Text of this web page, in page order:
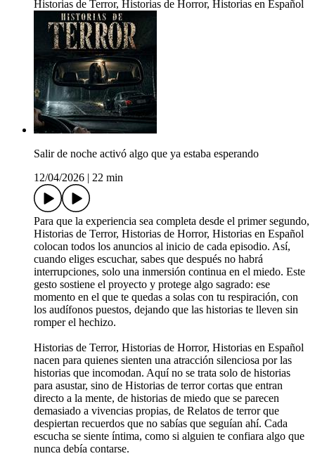
Historias de Terror, Historias de Horror, Historias en Español
Salir de noche activó algo que ya estaba esperando
12/04/2026
22 min
Para que la experiencia sea completa desde el primer segundo,
Historias de Terror, Historias de Horror, Historias en Español
colocan todos los anuncios al inicio de cada episodio. Así,
cuando eliges escuchar, sabes que después no habrá
interrupciones, solo una inmersión continua en el miedo. Este
gesto sostiene el proyecto y protege algo sagrado: ese
momento en el que te quedas a solas con tu respiración, con
los audífonos puestos, dejando que las historias te lleven sin
romper el hechizo.
Historias de Terror, Historias de Horror, Historias en Español
nacen para quienes sienten una atracción silenciosa por las
historias que incomodan. Aquí no se trata solo de historias
para asustar, sino de Historias de terror cortas que entran
directo a la mente, de historias de miedo que se parecen
demasiado a vivencias propias, de Relatos de terror que
despiertan recuerdos que no sabías que seguían ahí. Cada
escucha se siente íntima, como si alguien te confiara algo que
nunca debía contarse.